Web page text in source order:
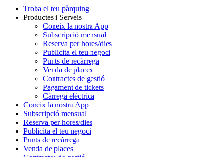
Troba el teu pàrquing
Productes i Serveis
Coneix la nostra App
Subscripció mensual
Reserva per hores/dies
Publicita el teu negoci
Punts de recàrrega
Venda de places
Contractes de gestió
Pagament de tickets
Càrrega elèctrica
Coneix la nostra App
Subscripció mensual
Reserva per hores/dies
Publicita el teu negoci
Punts de recàrrega
Venda de places